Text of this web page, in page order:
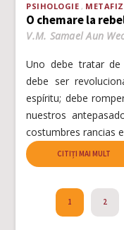
PSIHOLOGIE
O chemare la
V.M. Samael Aun
Uno debe tratar
debe ser
espíritu; debe
nuestros
costumbres rancias
CITIȚI MAI MULT
1 2